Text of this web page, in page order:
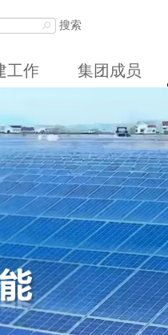
工作 集团成员